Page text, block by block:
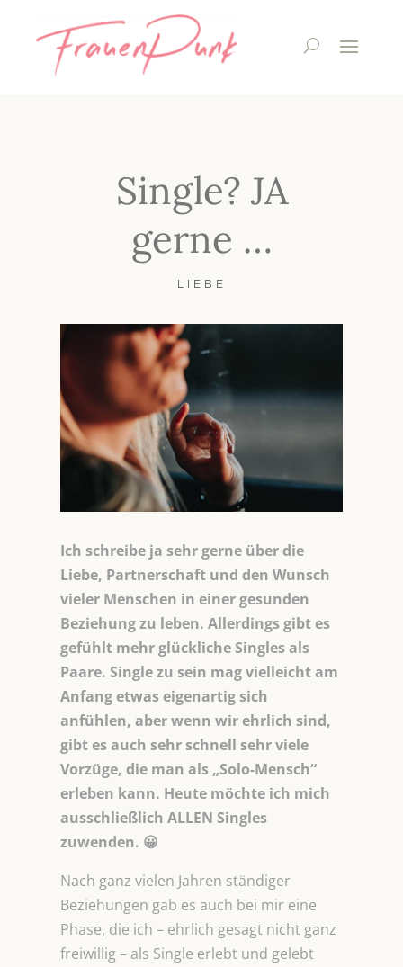
Single? JA
gerne …
LIEBE
Ich schreibe ja sehr gerne über die
Liebe, Partnerschaft und den Wunsch
vieler Menschen in einer gesunden
Beziehung zu leben. Allerdings gibt es
gefühlt mehr glückliche Singles als
Paare. Single zu sein mag vielleicht am
Anfang etwas eigenartig sich
anfühlen, aber wenn wir ehrlich sind,
gibt es auch sehr schnell sehr viele
Vorzüge, die man als „Solo-Mensch“
erleben kann. Heute möchte ich mich
ausschließlich ALLEN Singles
zuwenden. 😀
Nach ganz vielen Jahren ständiger
Beziehungen gab es auch bei mir eine
Phase, die ich – ehrlich gesagt nicht ganz
freiwillig – als Single erlebt und gelebt